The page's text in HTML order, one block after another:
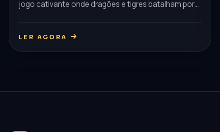
jogo cativante onde dragões e tigres batalham por
LER AGORA